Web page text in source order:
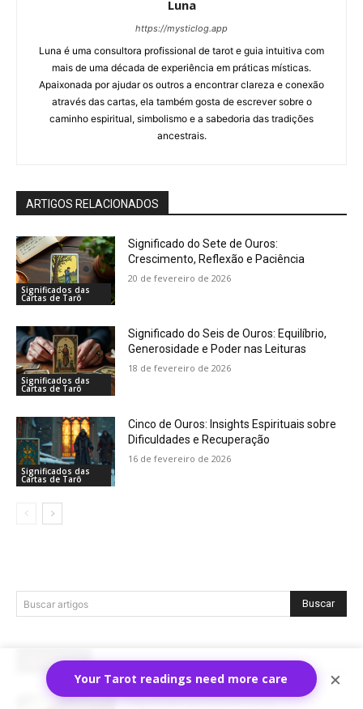
Luna
https://mysticlog.app
Luna é uma consultora profissional de tarot e guia intuitiva com
mais de uma década de experiência em práticas místicas.
Apaixonada por ajudar os outros a encontrar clareza e conexão
através das cartas, ela também gosta de escrever sobre o
caminho espiritual, simbolismo e a sabedoria das tradições
ancestrais.
ARTIGOS RELACIONADOS
Significados das
Cartas de Tarô
Significado do Sete de Ouros:
Crescimento, Reflexão e Paciência
20 de fevereiro de 2026
Significados das
Cartas de Tarô
Significado do Seis de Ouros: Equilíbrio,
Generosidade e Poder nas Leituras
18 de fevereiro de 2026
Significados das
Cartas de Tarô
Cinco de Ouros: Insights Espirituais sobre
Dificuldades e Recuperação
16 de fevereiro de 2026
Buscar artigos Buscar
RECENTES
Significado do Sete de Ouros:
Your Tarot readings need more care ×